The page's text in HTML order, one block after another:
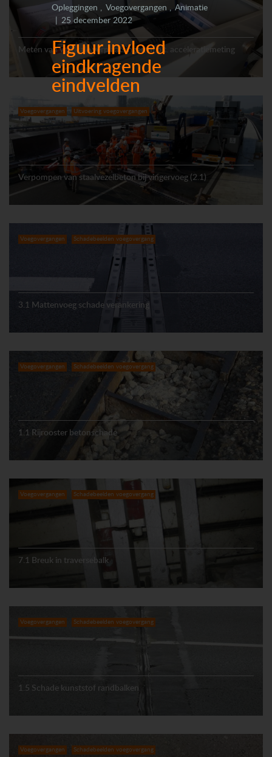
Meten van verticale verplaatsingen m.b.t. acceleratiemeting
Voegovergangen Uitvoering voegovergangen
Verpompen van staalvezelbeton bij vingervoeg (2.1)
Voegovergangen Schadebeelden voegovergang
3.1 Mattenvoeg schade verankering
Voegovergangen Schadebeelden voegovergang
1.1 Rijrooster betonschade
Voegovergangen Schadebeelden voegovergang
7.1 Breuk in traversebalk
Voegovergangen Schadebeelden voegovergang
1.5 Schade kunststof randbalken
Voegovergangen Schadebeelden voegovergang
Opleggingen Voegovergangen
Animatie
25 december 2022
Figuur invloed
eindkragende
eindvelden